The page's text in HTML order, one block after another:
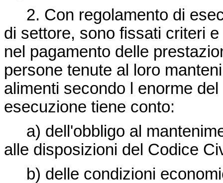
2. Con regolamento di
di settore, sono fissati criteri
nel pagamento delle
persone tenute al loro
alimenti secondo l enorme
esecuzione tiene conto:
a) dell'obbligo al
alle disposizioni del Codice
b) delle condizioni